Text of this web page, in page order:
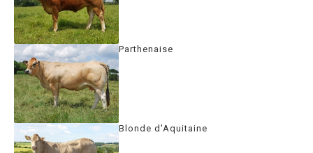
Parthenaise
Blonde d'Aquitaine